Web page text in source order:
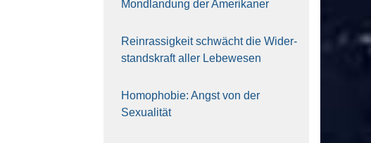
Mond­lan­dung der Ame­ri­ka­ner
Rein­ras­sig­keit schwächt die Wider­
stands­kraft aller Lebe­we­sen
Homo­pho­bie: Angst von der
Sexua­li­tät